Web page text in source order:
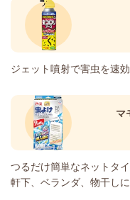
ジェット噴射で害虫を速
マ
つるだけ簡単なネットタ
軒下、ベランダ、物干し